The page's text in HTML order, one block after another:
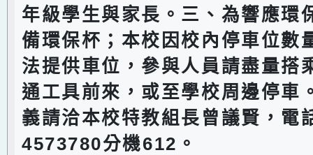
年級學生與家長。三、為響應環
備環保杯；本校因校內停車位數
法提供車位，參與人員請盡量搭
通工具前來，或至學校周邊停車
義請洽本校特教組長曾議賢，電
4573780分機612。